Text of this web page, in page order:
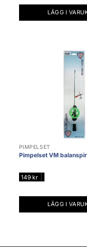
LÄGG I
PIMPELSET
Pimpelset VM
149 kr|
LÄGG I